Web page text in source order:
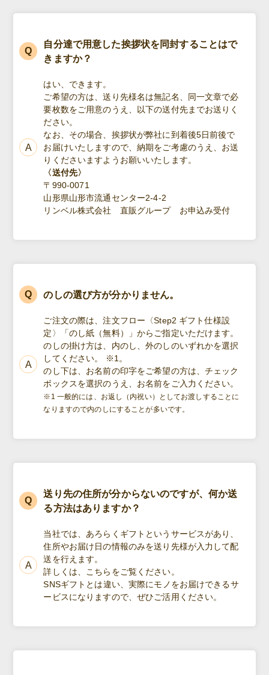
自分達で用意した挨拶状を同封することはで
きますか？
はい、できます。
ご希望の方は、送り先様名は無記名、同一文章で必
要枚数をご用意のうえ、以下の送付先までお送りく
ださい。
なお、その場合、挨拶状が弊社に到着後5日前後で
お届けいたしますので、納期をご考慮のうえ、お送
りくださいますようお願いいたします。
〈送付先〉
〒990-0071
山形県山形市流通センター2-4-2
リンベル株式会社 直販グループ お申込み受付
のしの選び方が分かりません。
ご注文の際は、注文フロー〈Step2 ギフト仕様設
定〉「のし紙（無料）」からご指定いただけます。
のしの掛け方は、内のし、外のしのいずれかを選択
してください。 ※1。
のし下は、お名前の印字をご希望の方は、チェック
ボックスを選択のうえ、お名前をご入力ください。
※1 一般的には、お返し（内祝い）としてお渡しすることに
なりますので内のしにすることが多いです。
送り先の住所が分からないのですが、何か送
る方法はありますか？
当社では、あろらくギフトというサービスがあり、
住所やお届け日の情報のみを送り先様が入力して配
送を行えます。
詳しくは、こちらをご覧ください。
SNSギフトとは違い、実際にモノをお届けできるサ
ービスになりますので、ぜひご活用ください。